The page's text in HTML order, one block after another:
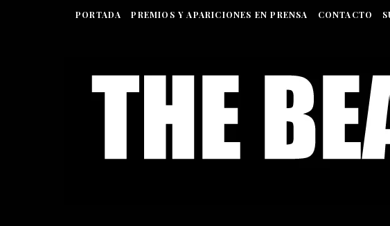
PORTADA PREMIOS Y APARICIONES EN PRENSA CONTACTO